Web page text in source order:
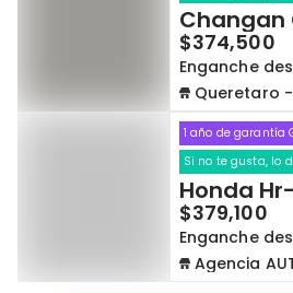
Changan
$374,500
Enganche
Queretaro - La
1 año de garantía
Si no te gusta, lo
Honda
$379,100
Enganche
Agencia